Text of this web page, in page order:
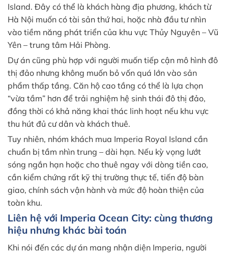
Island. Đây có thể là khách hàng địa phương, khách từ
Hà Nội muốn có tài sản thứ hai, hoặc nhà đầu tư nhìn
vào tiềm năng phát triển của khu vực Thủy Nguyên – Vũ
Yên – trung tâm Hải Phòng.
Dự án cũng phù hợp với người muốn tiếp cận mô hình đô
thị đảo nhưng không muốn bỏ vốn quá lớn vào sản
phẩm thấp tầng. Căn hộ cao tầng có thể là lựa chọn
“vừa tầm” hơn để trải nghiệm hệ sinh thái đô thị đảo,
đồng thời có khả năng khai thác linh hoạt nếu khu vực
thu hút đủ cư dân và khách thuê.
Tuy nhiên, nhóm khách mua Imperia Royal Island cần
chuẩn bị tầm nhìn trung – dài hạn. Nếu kỳ vọng lướt
sóng ngắn hạn hoặc cho thuê ngay với dòng tiền cao,
cần kiểm chứng rất kỹ thị trường thực tế, tiến độ bàn
giao, chính sách vận hành và mức độ hoàn thiện của
toàn khu.
Liên hệ với Imperia Ocean City: cùng thương
hiệu nhưng khác bài toán
Khi nói đến các dự án mang nhận diện Imperia, người